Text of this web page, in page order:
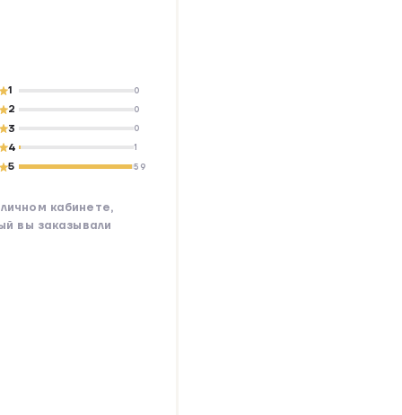
1 0
2 0
3 0
4 1
5 59
кабинете,
вы заказывали